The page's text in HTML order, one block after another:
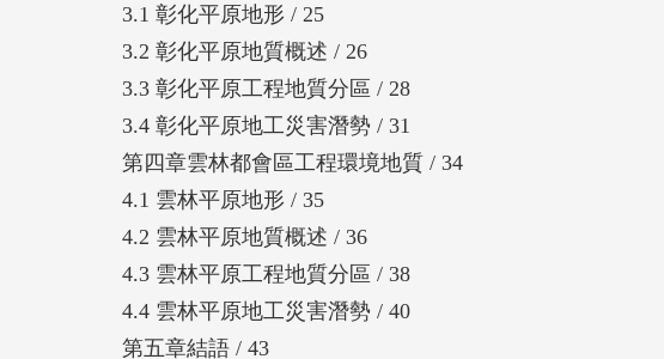
3.1 彰化平原地形 / 25
3.2 彰化平原地質概述 / 26
3.3 彰化平原工程地質分區 / 28
3.4 彰化平原地工災害潛勢 / 31
第四章雲林都會區工程環境地質 / 34
4.1 雲林平原地形 / 35
4.2 雲林平原地質概述 / 36
4.3 雲林平原工程地質分區 / 38
4.4 雲林平原地工災害潛勢 / 40
第五章結語 / 43